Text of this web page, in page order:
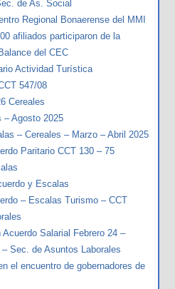
de As. Social
Regional Bonaerense del MMI
afiliados participaron de la
del CEC
Actividad Turística
547/08
Cereales
– Agosto 2025
– Cereales – Marzo – Abril 2025
Paritario CCT 130 – 75
y Escalas
– Escalas Turismo – CCT
Salarial Febrero 24 –
Sec. de Asuntos Laborales
el encuentro de gobernadores de